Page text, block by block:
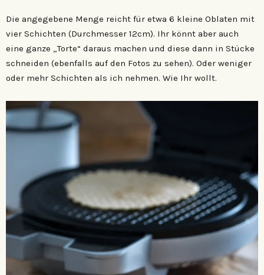
Die angegebene Menge reicht für etwa 6 kleine Oblaten mit
vier Schichten (Durchmesser 12cm). Ihr könnt aber auch
eine ganze „Torte“ daraus machen und diese dann in Stücke
schneiden (ebenfalls auf den Fotos zu sehen). Oder weniger
oder mehr Schichten als ich nehmen. Wie Ihr wollt.